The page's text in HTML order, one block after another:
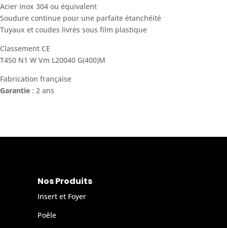
Acier inox 304 ou équivalent
Soudure continue pour une parfaite étanchéité
Tuyaux et coudes livrés sous film plastique
Classement CE
T450 N1 W Vm L20040 G(400)M
Fabrication française
Garantie : 2 ans
Nos Produits
Insert et Foyer
Poêle